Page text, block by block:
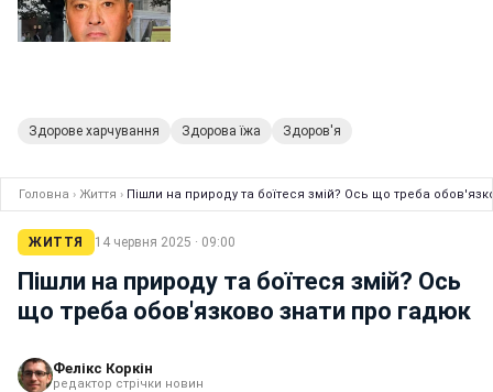
Здорове харчування Здорова їжа Здоров'я
Головна › Життя › Пішли на природу та боїтеся змій? Ось що треба
ЖИТТЯ 14 червня 2025 · 09:00
Пішли на природу та боїтеся змій? Ось
що треба обов'язково знати про гадюк
Фелікс Коркін
редактор стрічки новин